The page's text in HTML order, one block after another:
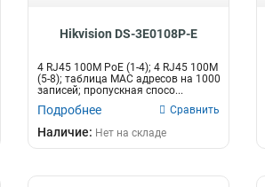
Hikvision DS-3E0108P-E
4 RJ45 100M PoE (1-4); 4 RJ45 100M
(5-8); таблица MAC адресов на 1000
записей; пропускная спосо...
Подробнее Сравнить
Наличие: Нет на складе